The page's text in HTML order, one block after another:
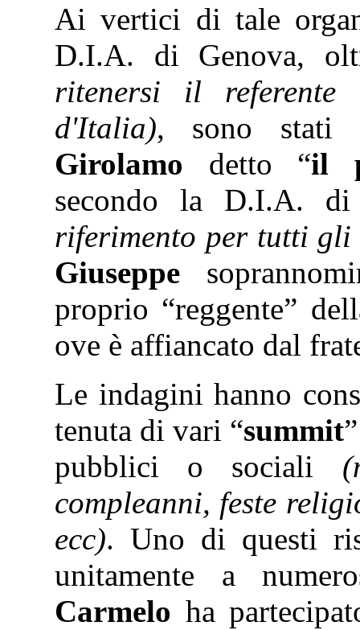
Ai vertici di tale
D.I.A. di Genova,
ritenersi il
d'Italia), sono stati
Girolamo detto “il
secondo la D.I.A.
riferimento per tutti
Giuseppe
proprio “reggente”
ove è affiancato dal
Le indagini hanno
tenuta di vari “summit
pubblici o sociali
compleanni, feste
ecc). Uno di questi
unitamente a
Carmelo ha